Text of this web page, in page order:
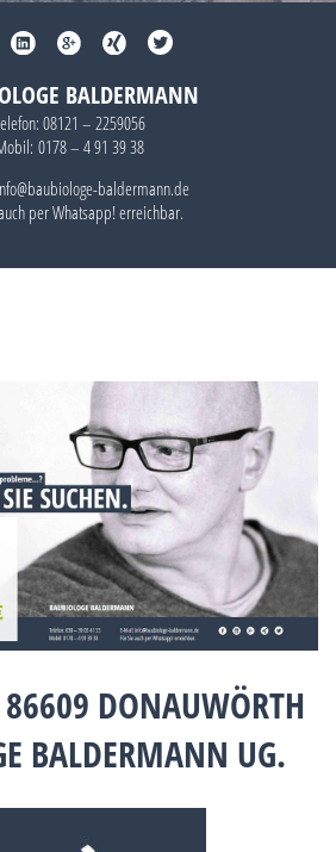
BALDERMANN
08121 – 2259056
0178 – 4 91 39 38
baldermann.de
perWhatsapp!erreichbar.
DONAUWÖRTH
BALDERMANN UG.